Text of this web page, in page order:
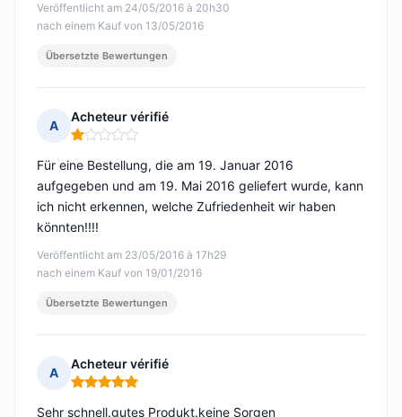
Veröffentlicht am 24/05/2016 à 20h30
nach einem Kauf von 13/05/2016
Übersetzte Bewertungen
A
Acheteur vérifié
Hinweis: 1 von 5
Veröffentlicht am 23/05/2016 à 17h29
nach einem Kauf von 19/01/2016
Für eine Bestellung, die am 19. Januar 2016
aufgegeben und am 19. Mai 2016 geliefert wurde, kann
ich nicht erkennen, welche Zufriedenheit wir haben
könnten!!!!
Übersetzte Bewertungen
A
Acheteur vérifié
Hinweis: 5 von 5
Sehr schnell.gutes Produkt.keine Sorgen